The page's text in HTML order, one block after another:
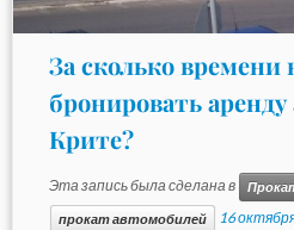
За сколько
бронировать
Крите?
Эта запись была сделана в
прокат автомобилей 16